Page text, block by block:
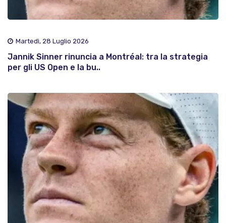
Martedì, 28 Luglio 2026
Jannik Sinner rinuncia a Montréal: tra la strategia
per gli US Open e la bu..